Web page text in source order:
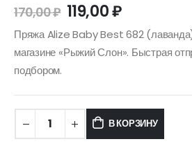
170,00₽ 119,00₽
Пряжа Alize Baby Best 682
магазине «Рыжий Слон». Быстрая
подбором.
В КОРЗИНУ